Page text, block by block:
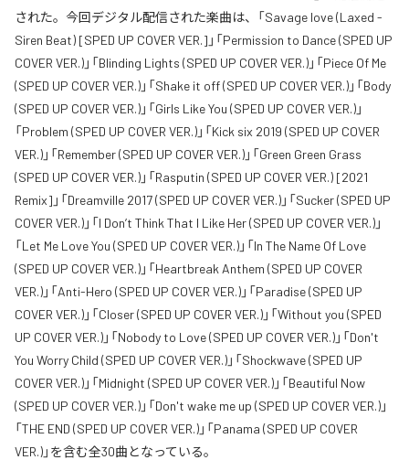
された。今回デジタル配信された楽曲は、「Savage love (Laxed -
Siren Beat) [SPED UP COVER VER.]」「Permission to Dance (SPED UP
COVER VER.)」「Blinding Lights (SPED UP COVER VER.)」「Piece Of Me
(SPED UP COVER VER.)」「Shake it off (SPED UP COVER VER.)」「Body
(SPED UP COVER VER.)」「Girls Like You (SPED UP COVER VER.)」
「Problem (SPED UP COVER VER.)」「Kick six 2019 (SPED UP COVER
VER.)」「Remember (SPED UP COVER VER.)」「Green Green Grass
(SPED UP COVER VER.)」「Rasputin (SPED UP COVER VER.) [2021
Remix]」「Dreamville 2017 (SPED UP COVER VER.)」「Sucker (SPED UP
COVER VER.)」「I Don’t Think That I Like Her (SPED UP COVER VER.)」
「Let Me Love You (SPED UP COVER VER.)」「In The Name Of Love
(SPED UP COVER VER.)」「Heartbreak Anthem (SPED UP COVER
VER.)」「Anti-Hero (SPED UP COVER VER.)」「Paradise (SPED UP
COVER VER.)」「Closer (SPED UP COVER VER.)」「Without you (SPED
UP COVER VER.)」「Nobody to Love (SPED UP COVER VER.)」「Don't
You Worry Child (SPED UP COVER VER.)」「Shockwave (SPED UP
COVER VER.)」「Midnight (SPED UP COVER VER.)」「Beautiful Now
(SPED UP COVER VER.)」「Don't wake me up (SPED UP COVER VER.)」
「THE END (SPED UP COVER VER.)」「Panama (SPED UP COVER
VER.)」を含む全30曲となっている。